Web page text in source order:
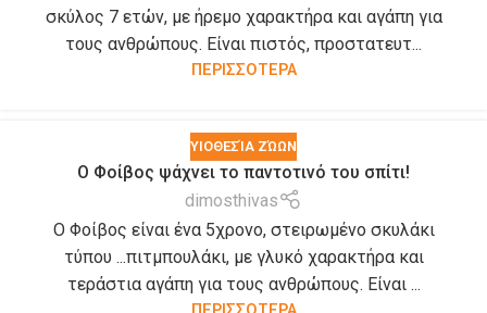
σκύλος 7 ετών, με ήρεμο χαρακτήρα και αγάπη για
τους ανθρώπους. Είναι πιστός, προστατευτ...
ΠΕΡΙΣΣΟΤΕΡΑ
ΥΙΟΘΕΣΊΑ ΖΏΩΝ
Ο Φοίβος ψάχνει το παντοτινό του σπίτι!
dimosthivas
Ο Φοίβος είναι ένα 5χρονο, στειρωμένο σκυλάκι
τύπου ...πιτμπουλάκι, με γλυκό χαρακτήρα και
τεράστια αγάπη για τους ανθρώπους. Είναι ...